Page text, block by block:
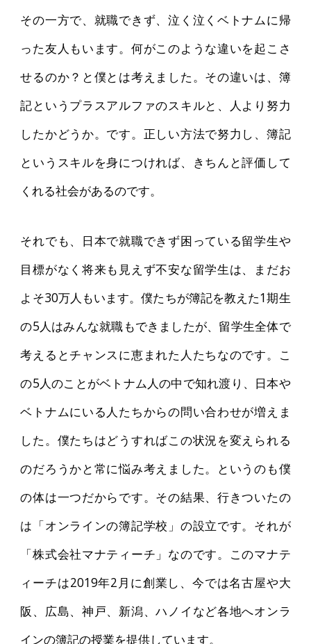
その一方で、就職できず、泣く泣くベトナムに帰
った友人もいます。何がこのような違いを起こさ
せるのか？と僕とは考えました。その違いは、簿
記というプラスアルファのスキルと、人より努力
したかどうか。です。正しい方法で努力し、簿記
というスキルを身につければ、きちんと評価して
くれる社会があるのです。
それでも、日本で就職できず困っている留学生や
目標がなく将来も見えず不安な留学生は、まだお
よそ30万人もいます。僕たちが簿記を教えた1期生
の5人はみんな就職もできましたが、留学生全体で
考えるとチャンスに恵まれた人たちなのです。こ
の5人のことがベトナム人の中で知れ渡り、日本や
ベトナムにいる人たちからの問い合わせが増えま
した。僕たちはどうすればこの状況を変えられる
のだろうかと常に悩み考えました。というのも僕
の体は一つだからです。その結果、行きついたの
は「オンラインの簿記学校」の設立です。それが
「株式会社マナティーチ」なのです。このマナテ
ィーチは2019年2月に創業し、今では名古屋や大
阪、広島、神戸、新潟、ハノイなど各地へオンラ
インの簿記の授業を提供しています。